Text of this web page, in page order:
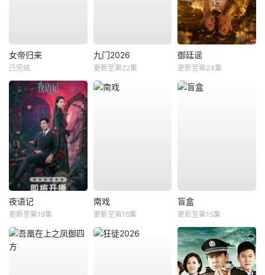
女帝归来
已完结
九门2026
更新至第22集
御廷谣
更新至第24集
夜语记
更新至第19集
南戏
更新至第16集
盲盒
更新至第15集